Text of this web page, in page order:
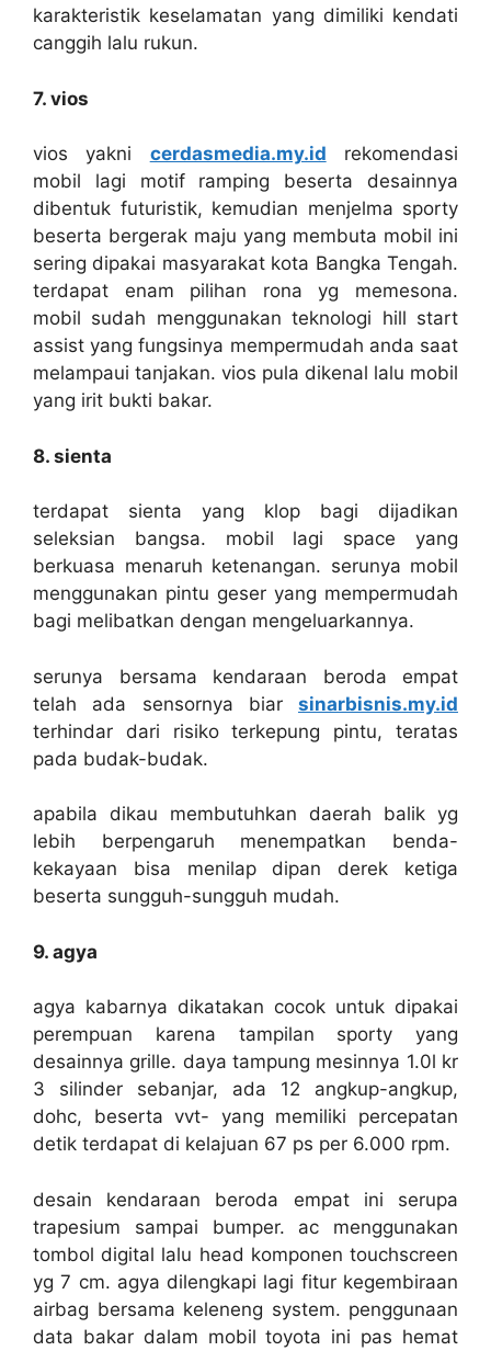
karakteristik keselamatan yang dimiliki kendati
canggih lalu rukun.
7. vios
vios yakni cerdasmedia.my.id rekomendasi
mobil lagi motif ramping beserta desainnya
dibentuk futuristik, kemudian menjelma sporty
beserta bergerak maju yang membuta mobil ini
sering dipakai masyarakat kota Bangka Tengah.
terdapat enam pilihan rona yg memesona.
mobil sudah menggunakan teknologi hill start
assist yang fungsinya mempermudah anda saat
melampaui tanjakan. vios pula dikenal lalu mobil
yang irit bukti bakar.
8. sienta
terdapat sienta yang klop bagi dijadikan
seleksian bangsa. mobil lagi space yang
berkuasa menaruh ketenangan. serunya mobil
menggunakan pintu geser yang mempermudah
bagi melibatkan dengan mengeluarkannya.
serunya bersama kendaraan beroda empat
telah ada sensornya biar sinarbisnis.my.id
terhindar dari risiko terkepung pintu, teratas
pada budak-budak.
apabila dikau membutuhkan daerah balik yg
lebih berpengaruh menempatkan benda-
kekayaan bisa menilap dipan derek ketiga
beserta sungguh-sungguh mudah.
9. agya
agya kabarnya dikatakan cocok untuk dipakai
perempuan karena tampilan sporty yang
desainnya grille. daya tampung mesinnya 1.0l kr
3 silinder sebanjar, ada 12 angkup-angkup,
dohc, beserta vvt- yang memiliki percepatan
detik terdapat di kelajuan 67 ps per 6.000 rpm.
desain kendaraan beroda empat ini serupa
trapesium sampai bumper. ac menggunakan
tombol digital lalu head komponen touchscreen
yg 7 cm. agya dilengkapi lagi fitur kegembiraan
airbag bersama keleneng system. penggunaan
data bakar dalam mobil toyota ini pas hemat